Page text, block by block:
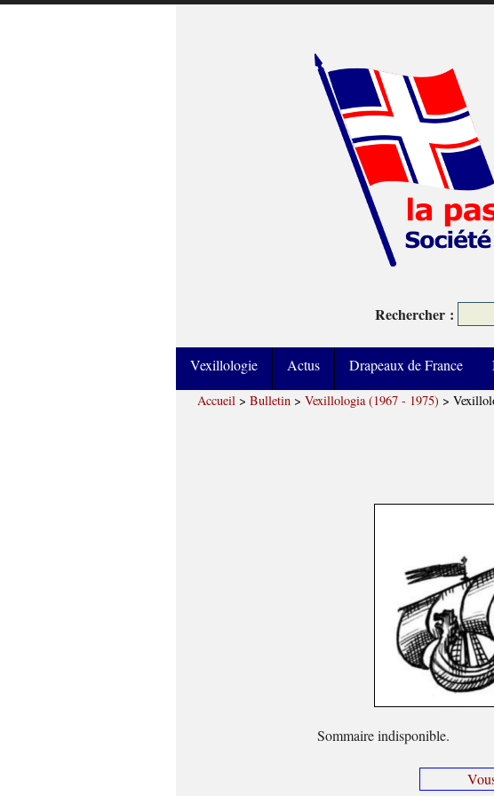
Rechercher :
Vexillologie Actus Drapeaux de France
Accueil > Bulletin > Vexillologia (1967 - 1975) >
Sommaire indisponible.